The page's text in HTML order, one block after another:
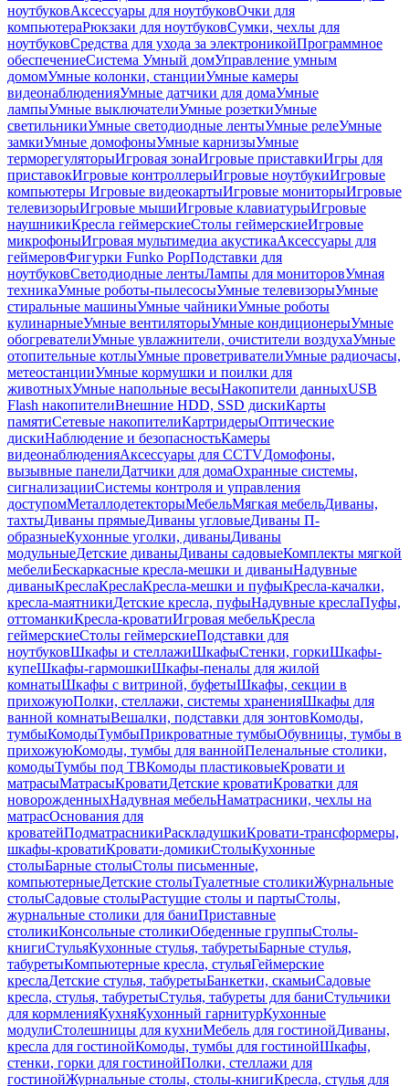
ноутбуковАксессуары для ноутбуковОчки для
компьютераРюкзаки для ноутбуковСумки, чехлы для
ноутбуковСредства для ухода за электроникойПрограммное
обеспечениеСистема Умный домУправление умным
домомУмные колонки, станцииУмные камеры
видеонаблюденияУмные датчики для домаУмные
лампыУмные выключателиУмные розеткиУмные
светильникиУмные светодиодные лентыУмные релеУмные
замкиУмные домофоныУмные карнизыУмные
терморегуляторыИгровая зонаИгровые приставкиИгры для
приставокИгровые контроллерыИгровые ноутбукиИгровые
компьютеры Игровые видеокартыИгровые мониторыИгровые
телевизорыИгровые мышиИгровые клавиатурыИгровые
наушникиКресла геймерскиеСтолы геймерскиеИгровые
микрофоныИгровая мультимедиа акустикаАксессуары для
геймеровФигурки Funko PopПодставки для
ноутбуковСветодиодные лентыЛампы для мониторовУмная
техникаУмные роботы-пылесосыУмные телевизорыУмные
стиральные машиныУмные чайникиУмные роботы
кулинарныеУмные вентиляторыУмные кондиционерыУмные
обогревателиУмные увлажнители, очистители воздухаУмные
отопительные котлыУмные проветривателиУмные радиочасы,
метеостанцииУмные кормушки и поилки для
животныхУмные напольные весыНакопители данныхUSB
Flash накопителиВнешние HDD, SSD дискиКарты
памятиСетевые накопителиКартридерыОптические
дискиНаблюдение и безопасностьКамеры
видеонаблюденияАксессуары для CCTVДомофоны,
вызывные панелиДатчики для домаОхранные системы,
сигнализацииСистемы контроля и управления
доступомМеталлодетекторыМебельМягкая мебельДиваны,
тахтыДиваны прямыеДиваны угловыеДиваны П-
образныеКухонные уголки, диваныДиваны
модульныеДетские диваныДиваны садовыеКомплекты мягкой
мебелиБескаркасные кресла-мешки и диваныНадувные
диваныКреслаКреслаКресла-мешки и пуфыКресла-качалки,
кресла-маятникиДетские кресла, пуфыНадувные креслаПуфы,
оттоманкиКресла-кроватиИгровая мебельКресла
геймерскиеСтолы геймерскиеПодставки для
ноутбуковШкафы и стеллажиШкафыСтенки, горкиШкафы-
купеШкафы-гармошкиШкафы-пеналы для жилой
комнатыШкафы с витриной, буфетыШкафы, секции в
прихожуюПолки, стеллажи, системы храненияШкафы для
ванной комнатыВешалки, подставки для зонтовКомоды,
тумбыКомодыТумбыПрикроватные тумбыОбувницы, тумбы в
прихожуюКомоды, тумбы для ваннойПеленальные столики,
комодыТумбы под ТВКомоды пластиковыеКровати и
матрасыМатрасыКроватиДетские кроватиКроватки для
новорожденныхНадувная мебельНаматрасники, чехлы на
матрасОснования для
кроватейПодматрасникиРаскладушкиКровати-трансформеры,
шкафы-кроватиКровати-домикиСтолыКухонные
столыБарные столыСтолы письменные,
компьютерныеДетские столыТуалетные столикиЖурнальные
столыСадовые столыРастущие столы и партыСтолы,
журнальные столики для баниПриставные
столикиКонсольные столикиОбеденные группыСтолы-
книгиСтульяКухонные стулья, табуретыБарные стулья,
табуретыКомпьютерные кресла, стульяГеймерские
креслаДетские стулья, табуретыБанкетки, скамьиСадовые
кресла, стулья, табуретыСтулья, табуреты для баниСтульчики
для кормленияКухняКухонный гарнитурКухонные
модулиСтолешницы для кухниМебель для гостинойДиваны,
кресла для гостинойКомоды, тумбы для гостинойШкафы,
стенки, горки для гостинойПолки, стеллажи для
гостинойЖурнальные столы, столы-книгиКресла, стулья для